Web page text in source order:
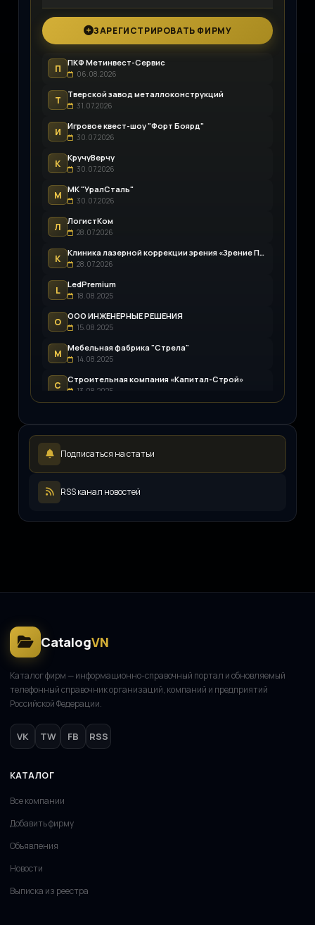
ЗАРЕГИСТРИРОВАТЬ ФИРМУ
П
ПКФ Метинвест-Сервис
06.08.2026
Т
Тверской завод металлоконструкций
31.07.2026
И
Игровое квест-шоу "Форт Боярд"
30.07.2026
К
КручуВерчу
30.07.2026
М
МК "УралСталь"
30.07.2026
Л
ЛогистКом
28.07.2026
К
Клиника лазерной коррекции зрения «Зрение Пенза»
28.07.2026
L
LedPremium
18.08.2025
О
ООО ИНЖЕНЕРНЫЕ РЕШЕНИЯ
15.08.2025
М
Мебельная фабрика "Стрела"
14.08.2025
С
Строительная компания «Капитал-Строй»
13.08.2025
L 12.08.2025
Р
Русский инженерный клуб
Подписаться на статьи
RSS канал новостей
CatalogVN
Каталог фирм — информационно-справочный портал и обновляемый
телефонный справочник организаций, компаний и предприятий
Российской Федерации.
VK TW FB RSS
КАТАЛОГ
Все компании
Добавить фирму
Объявления
Новости
Выписка из реестра